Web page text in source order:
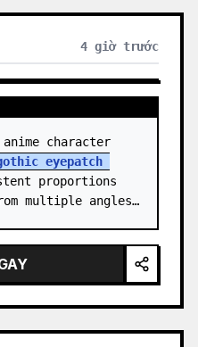
4 giờ trước
character
eyepatch
proportions
multiple angles.
16…